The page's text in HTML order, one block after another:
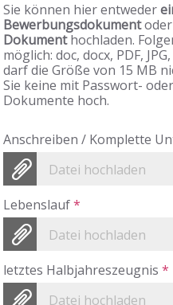
Sie können hier entweder
Bewerbungsdokumentoder
Dokumenthochladen. Folgende Dateiformate sind
möglich: doc, docx, PDF,
darf die Größe von 15 MB nicht
Sie keine mit Passwort-
Dokumente hoch.
Anschreiben / Komplette
Datei hochladen
Lebenslauf*
Datei hochladen
letztes Halbjahreszeugnis*
Datei hochladen